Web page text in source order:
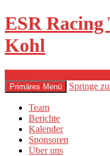
ESR
Kohl
Primäres Menü Springe
Team
Berichte
Kalender
Sponsoren
Über uns